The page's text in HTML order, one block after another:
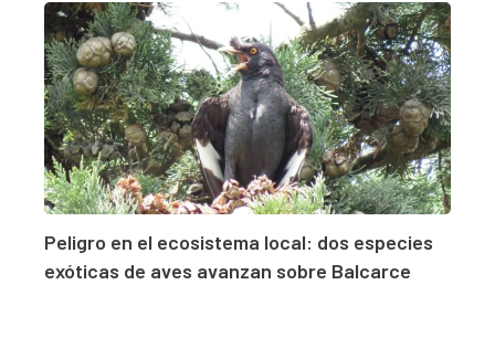
Peligro en el ecosistema local: dos especies
exóticas de aves avanzan sobre Balcarce